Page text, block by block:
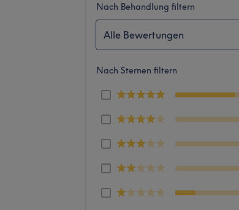
Nach Behandlung filtern
Alle Bewertungen
Nach Sternen filtern